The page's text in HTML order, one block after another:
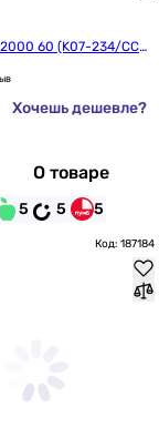
60 (K07-234/CCW
Хочешь дешевле?
О товаре
5 5 5
Код: 187184